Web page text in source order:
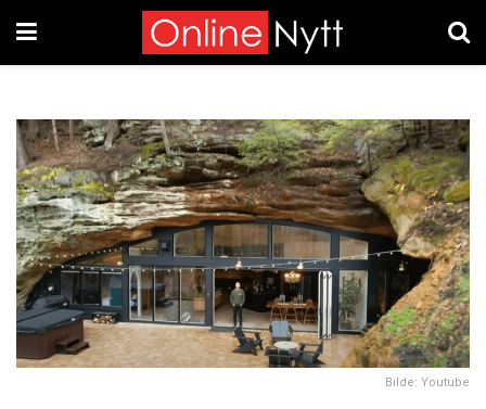
Bilde: Youtube